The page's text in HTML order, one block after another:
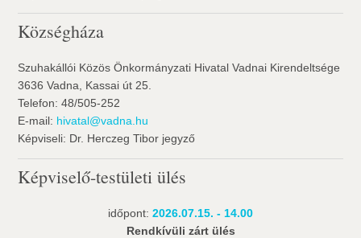
Községháza
Szuhakállói Közös Önkormányzati Hivatal Vadnai Kirendeltsége
3636 Vadna, Kassai út 25.
Telefon: 48/505-252
E-mail: hivatal@vadna.hu
Képviseli: Dr. Herczeg Tibor jegyző
Képviselő-testületi ülés
időpont: 2026.07.15. - 14.00
Rendkívüli zárt ülés